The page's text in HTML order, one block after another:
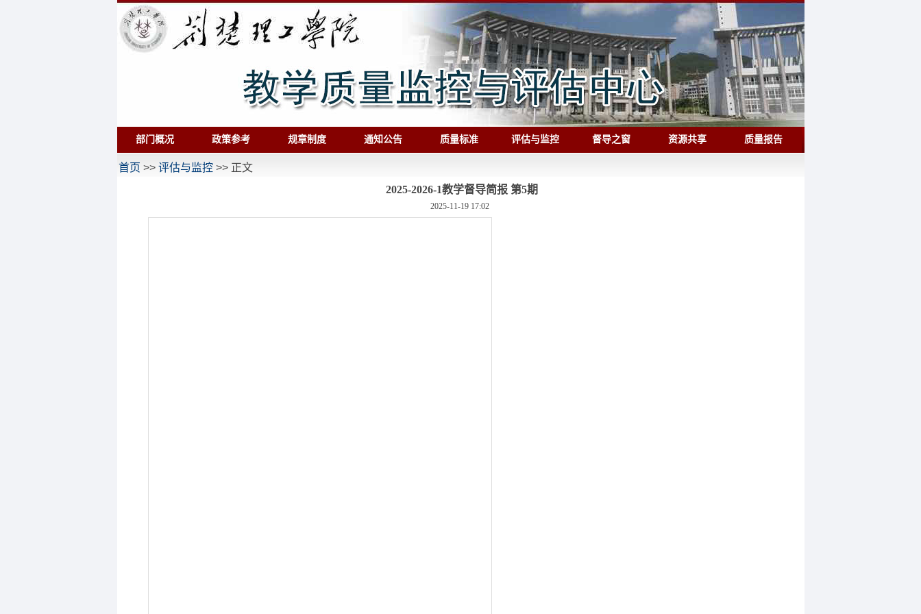
部门概况 政策参考 规章制度 通知公告 质量标准 评估与监控 督导之窗 资源共享 质量报告
首页 >> 评估与监控>> 正文
2025-2026-1教学督导简报 第5期
2025-11-19 17:02